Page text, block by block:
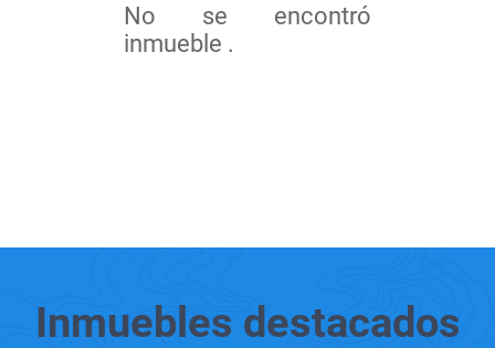
No se encontró
inmueble .
Inmuebles destacados